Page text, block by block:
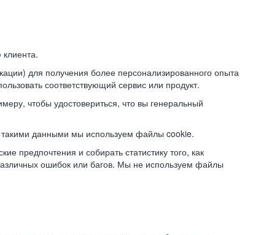
для получения более персонализированного опыта
соответствующий сервис или продукт.
чтобы удостовериться, что вы генеральный
данными мы используем файлы cookie.
предпочтения и собирать статистику того, как
ошибок или багов. Мы не используем файлы